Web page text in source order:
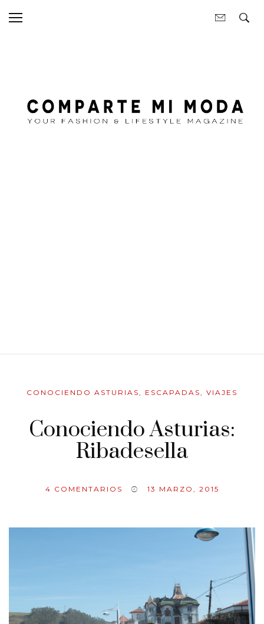
CONOCIENDO ASTURIAS, ESCAPADAS, VIAJES
Conociendo Asturias:
Ribadesella
4 COMENTARIOS 13 MARZO, 2015